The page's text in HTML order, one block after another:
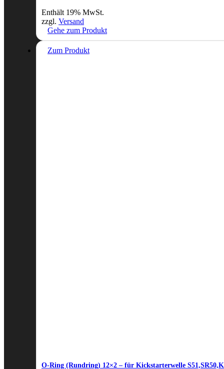
Enthält 19% MwSt.
zzgl. Versand
Gehe zum Produkt
Zum Produkt
O-Ring (Rundring) 12×2 – für Kickstarterwelle